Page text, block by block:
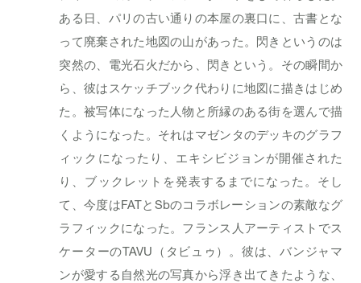
ある日、パリの古い通りの本屋の裏口に、古書とな
って廃棄された地図の山があった。閃きというのは
突然の、電光石火だから、閃きという。その瞬間か
ら、彼はスケッチブック代わりに地図に描きはじめ
た。被写体になった人物と所縁のある街を選んで描
くようになった。それはマゼンタのデッキのグラフ
ィックになったり、エキシビジョンが開催された
り、ブックレットを発表するまでになった。そし
て、今度はFATとSbのコラボレーションの素敵なグ
ラフィックになった。フランス人アーティストでス
ケーターのTAVU（タビュゥ）。彼は、バンジャマ
ンが愛する自然光の写真から浮き出てきたような、